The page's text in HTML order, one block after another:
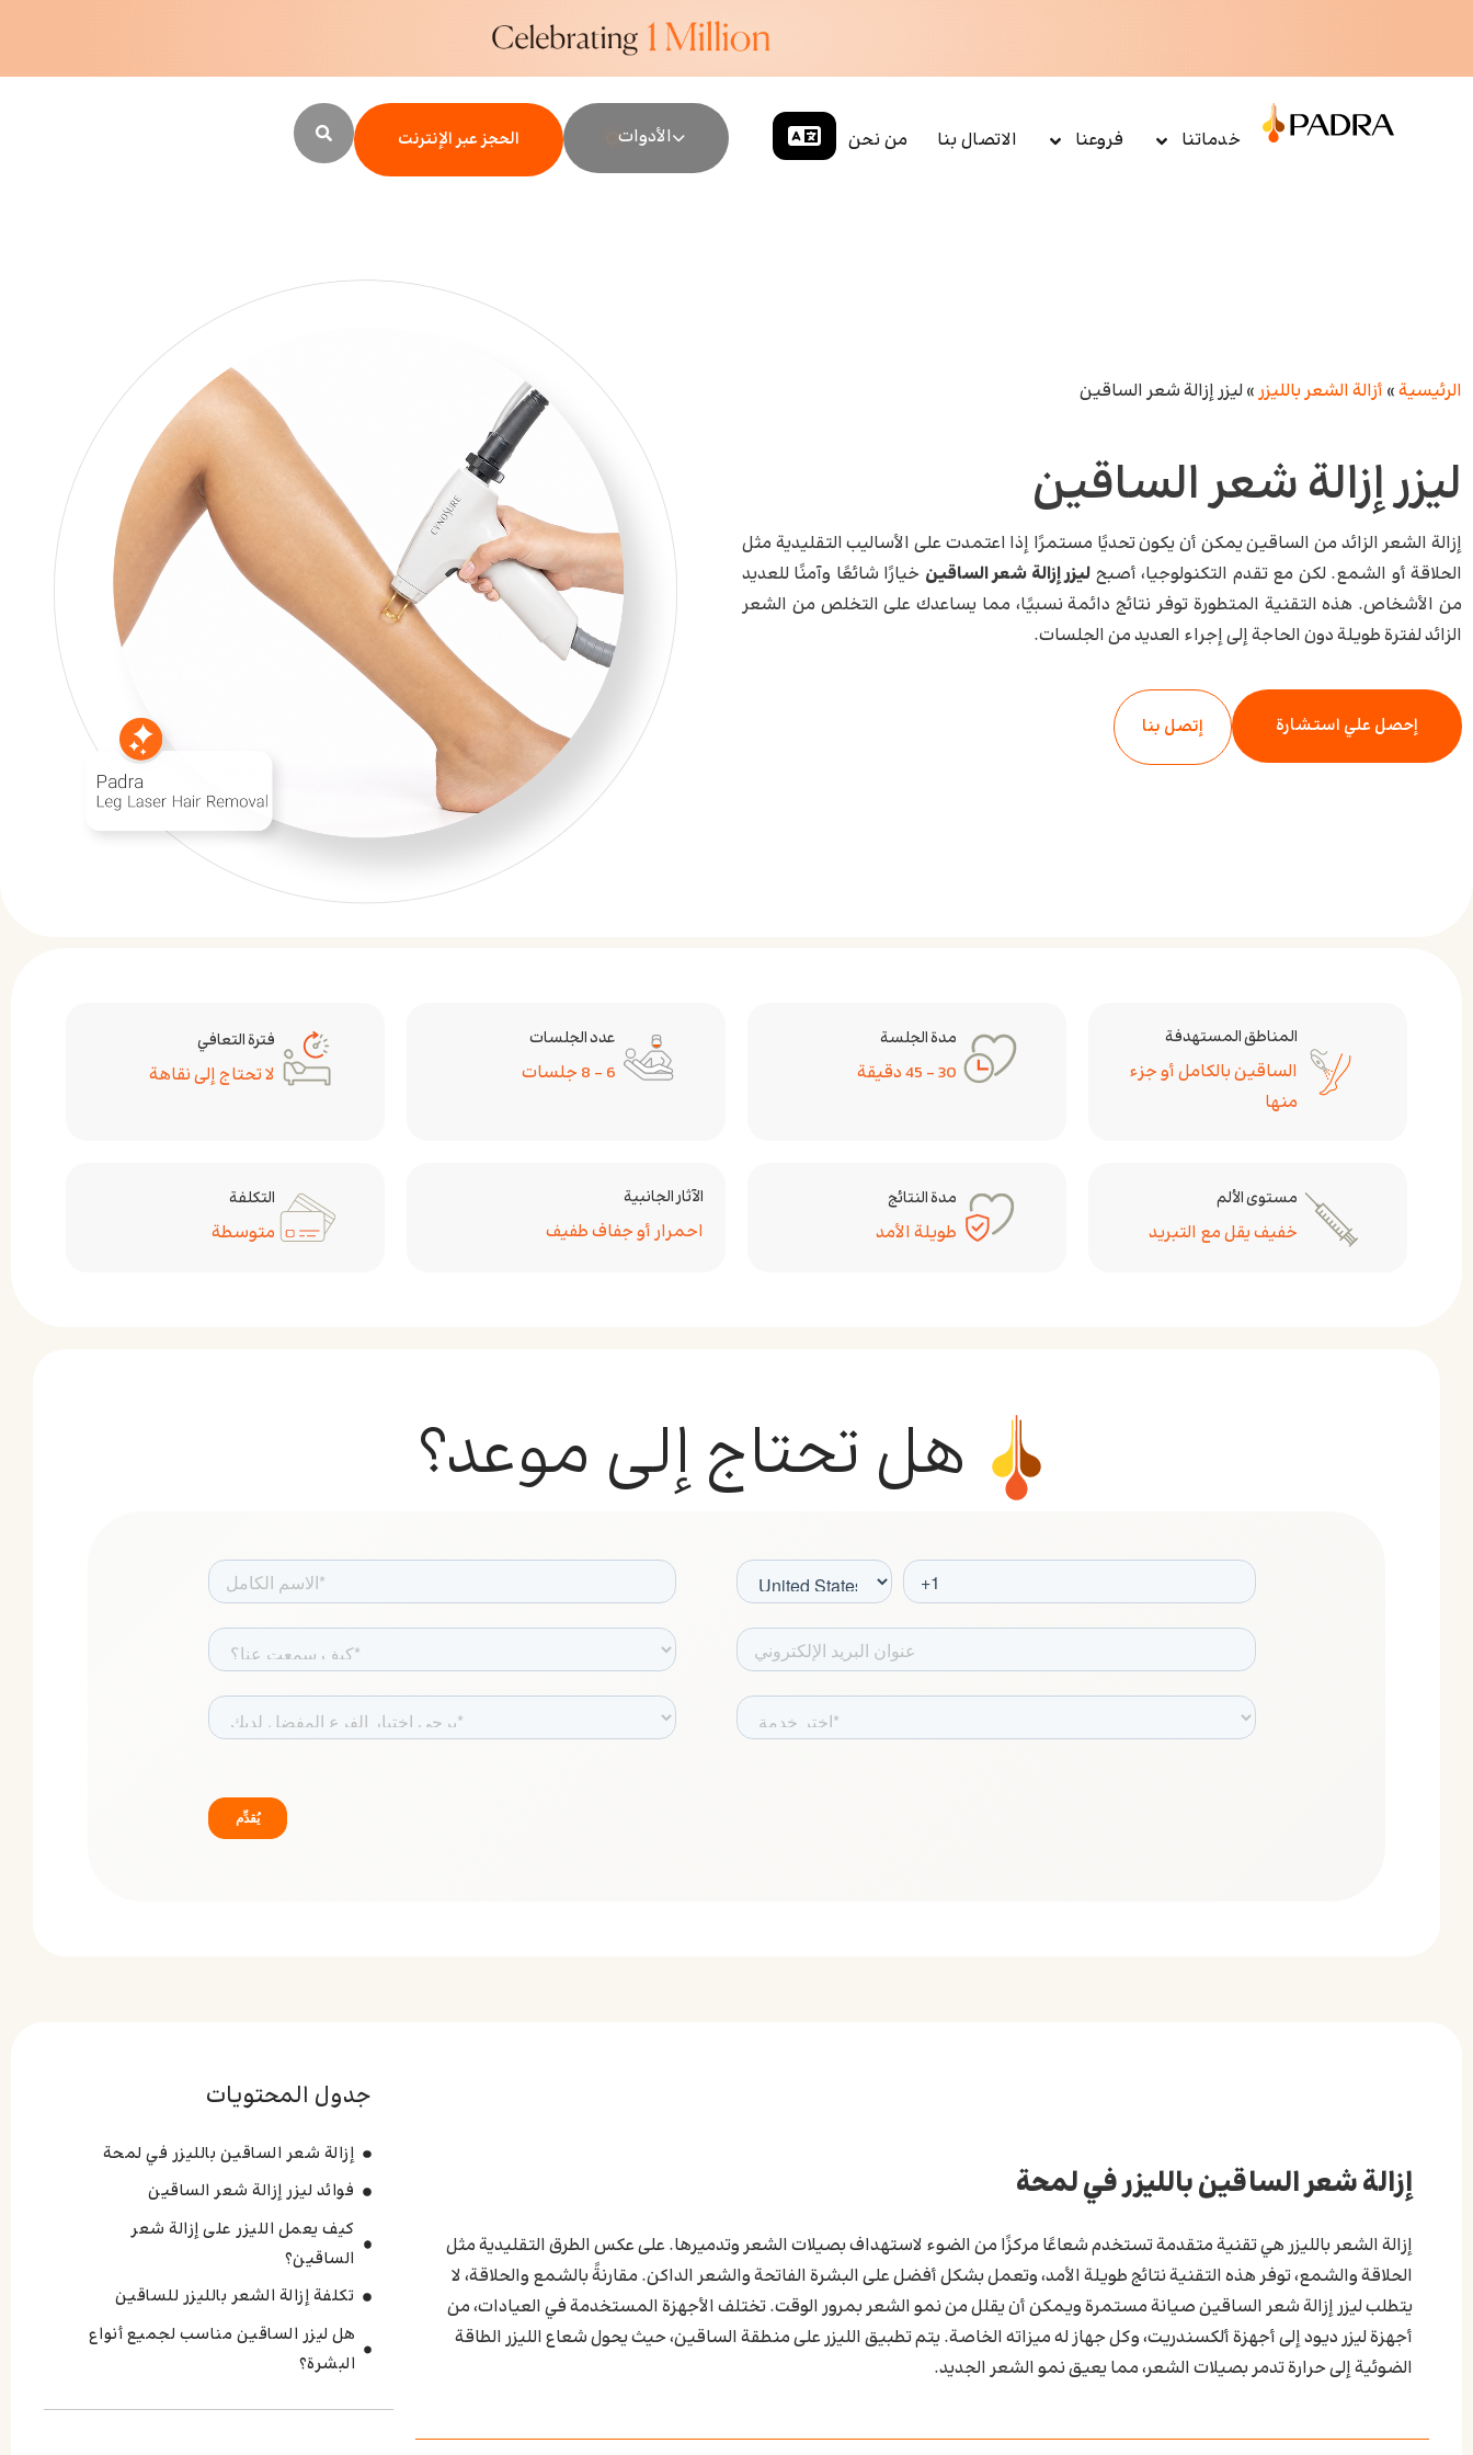
خدماتنا فروعنا الاتصال بنا من نحن الأدوات الحجز عبر الإنترنت
الرئيسية» أزالة الشعر بالليزر» ليزر إزالة شعر الساقين
ليزر إزالة شعر الساقين
إزالة الشعر الزائد من الساقين يمكن أن يكون تحديًا مستمرًا إذا اعتمدت على الأساليب التقليدية مثل
الحلاقة أو الشمع. لكن مع تقدم التكنولوجيا، أصبح ليزر إزالة شعر الساقين خيارًا شائعًا وآمنًا للعديد
من الأشخاص. هذه التقنية المتطورة توفر نتائج دائمة نسبيًا، مما يساعدك على التخلص من الشعر
الزائد لفترة طويلة دون الحاجة إلى إجراء العديد من الجلسات.
إحصل علي استشارة إتصل بنا
المناطق المستهدفة
الساقين بالكامل أو جزء
منها
مدة الجلسة
30 – 45 دقيقة
عدد الجلسات
6 – 8 جلسات
فترة التعافي
لا تحتاج إلى نقاهة
مستوى الألم
خفيف يقل مع التبريد
مدة النتائج
طويلة الأمد
الآثار الجانبية
احمرار أو جفاف طفيف
التكلفة
متوسطة
هل تحتاج إلى موعد؟
جدول المحتويات
إزالة شعر الساقين بالليزر في لمحة
فوائد ليزر إزالة شعر الساقين
كيف يعمل الليزر على إزالة شعر
الساقين؟
تكلفة إزالة الشعر بالليزر للساقين
هل ليزر الساقين مناسب لجميع أنواع
البشرة؟
إزالة شعر الساقين بالليزر في لمحة
إزالة الشعر بالليزر هي تقنية متقدمة تستخدم شعاعًا مركزًا من الضوء لاستهداف بصيلات الشعر وتدميرها. على عكس الطرق التقليدية مثل
الحلاقة والشمع، توفر هذه التقنية نتائج طويلة الأمد، وتعمل بشكل أفضل على البشرة الفاتحة والشعر الداكن. مقارنةً بالشمع والحلاقة، لا
يتطلب ليزر إزالة شعر الساقين صيانة مستمرة ويمكن أن يقلل من نمو الشعر بمرور الوقت. تختلف الأجهزة المستخدمة في العيادات، من
أجهزة ليزر ديود إلى أجهزة ألكسندريت، وكل جهاز له ميزاته الخاصة. يتم تطبيق الليزر على منطقة الساقين، حيث يحول شعاع الليزر الطاقة
الضوئية إلى حرارة تدمر بصيلات الشعر، مما يعيق نمو الشعر الجديد.